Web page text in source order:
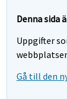
Denna sida
Uppgifter
Gå till den